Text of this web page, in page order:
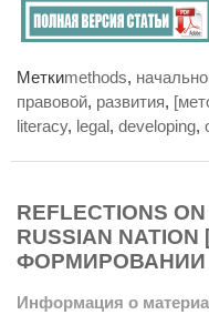
Меткиmethods,
правовой, развития,
literacy, legal, developing,
REFLECTIONS
RUSSIAN
Информация о